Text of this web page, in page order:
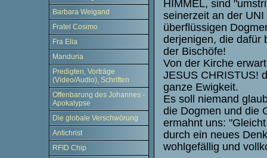
Barbara Weigand
Fratel Cosimo
Fra Elia
Manduria
Predigten, Vorträge
(Video/Audio), Schriften
Offenbarung des Johannes -
Apokalypse
Die globale Verschwörung
Antichrist
RFID Chip
HIMMEL, sind
seinerzeit an der
überflüssigen
derjenigen, die dafür
der Bischöfe!
Von der Kirche
JESUS CHRISTUS!
ganze Ewigkeit.
Es soll niemand
die Dogmen und die
ermahnt uns:
durch ein neues
wohlgefällig und